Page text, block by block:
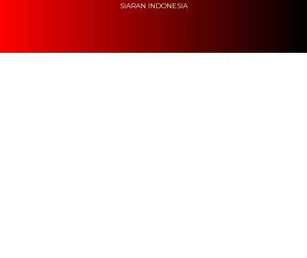
SIARAN INDONESIA